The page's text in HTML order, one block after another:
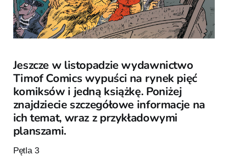
Jeszcze w listopadzie wydawnictwo
Timof Comics wypuści na rynek pięć
komiksów i jedną książkę. Poniżej
znajdziecie szczegółowe informacje na
ich temat, wraz z przykładowymi
planszami.
Pętla 3